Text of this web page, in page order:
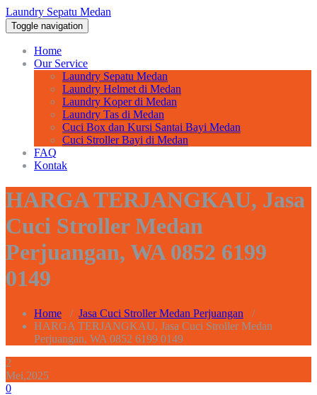
Laundry Sepatu Medan
Toggle navigation
Home
Our Service
Laundry Sepatu Medan
Laundry Helmet di Medan
Laundry Koper di Medan
Laundry Tas di Medan
Cuci Box dan Kursi Santai Bayi Medan
Cuci Stroller Bayi di Medan
FAQ
Kontak
HARGA TERJANGKAU, Jasa
Cuci Stroller Medan
Perjuangan, WA 0852 6199
0149
Home / Jasa Cuci Stroller Medan Perjuangan /
HARGA TERJANGKAU, Jasa Cuci Stroller Medan
Perjuangan, WA 0852 6199 0149
2
Mei,2025
0